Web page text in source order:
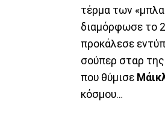
τέρμα των
διαμόρφωσε το
προκάλεσε
σούπερ σταρ της
που θύμισε
κόσμου…